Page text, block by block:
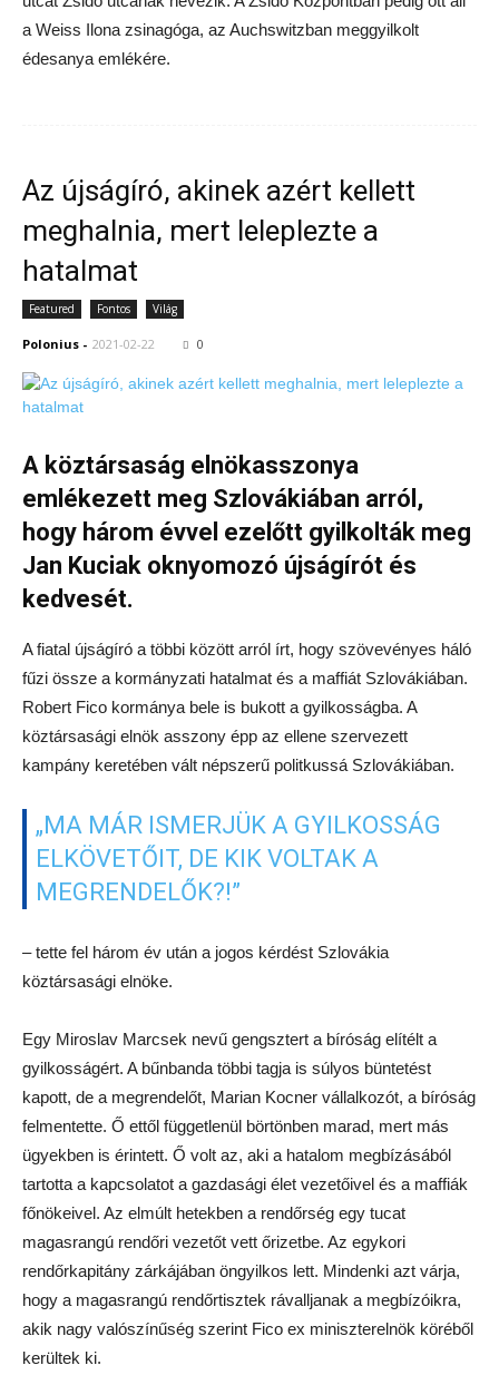
a Weiss Ilona zsinagóga, az Auchswitzban meggyilkolt
édesanya emlékére.
Az újságíró, akinek azért kellett
meghalnia, mert leleplezte a
hatalmat
Featured Fontos Világ
Polonius - 2021-02-22 0
A köztársaság elnökasszonya
emlékezett meg Szlovákiában arról,
hogy három évvel ezelőtt gyilkolták meg
Jan Kuciak oknyomozó újságírót és
kedvesét.
A fiatal újságíró a többi között arról írt, hogy szövevényes háló
fűzi össze a kormányzati hatalmat és a maffiát Szlovákiában.
Robert Fico kormánya bele is bukott a gyilkosságba. A
köztársasági elnök asszony épp az ellene szervezett
kampány keretében vált népszerű politkussá Szlovákiában.
„MA MÁR ISMERJÜK A GYILKOSSÁG
ELKÖVETŐIT, DE KIK VOLTAK A
MEGRENDELŐK?!”
– tette fel három év után a jogos kérdést Szlovákia
köztársasági elnöke.
Egy Miroslav Marcsek nevű gengsztert a bíróság elítélt a
gyilkosságért. A bűnbanda többi tagja is súlyos büntetést
kapott, de a megrendelőt, Marian Kocner vállalkozót, a bíróság
felmentette. Ő ettől függetlenül börtönben marad, mert más
ügyekben is érintett. Ő volt az, aki a hatalom megbízásából
tartotta a kapcsolatot a gazdasági élet vezetőivel és a maffiák
főnökeivel. Az elmúlt hetekben a rendőrség egy tucat
magasrangú rendőri vezetőt vett őrizetbe. Az egykori
rendőrkapitány zárkájában öngyilkos lett. Mindenki azt várja,
hogy a magasrangú rendőrtisztek rávalljanak a megbízóikra,
akik nagy valószínűség szerint Fico ex miniszterelnök köréből
kerültek ki.